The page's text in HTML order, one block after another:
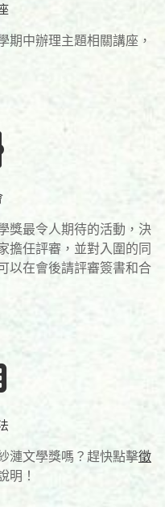
期中辦理主題相關講座，
獎最令人期待的活動，決
擔任評審，並對入圍的同
以在會後請評審簽書和合
漣文學獎嗎？趕快點擊徵
明！